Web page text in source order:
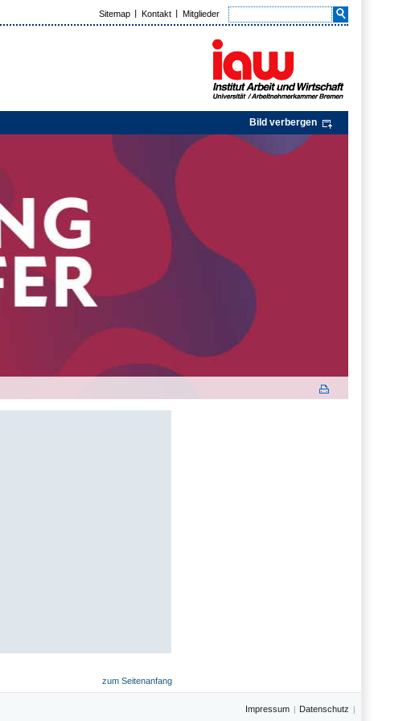
Sitemap Kontakt Mitglieder
Bild verbergen
zum Seitenanfang
Impressum Datenschutz